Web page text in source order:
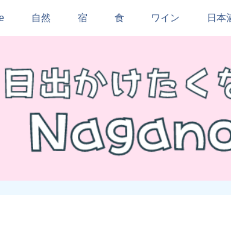
自然 宿 食 ワイン 日本